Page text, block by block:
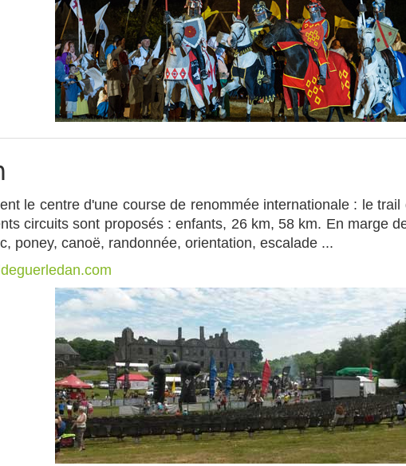
le centre d'une course de renommée internationale : le
circuits sont proposés : enfants, 26 km, 58 km. En marge
poney, canoë, randonnée, orientation, escalade ...